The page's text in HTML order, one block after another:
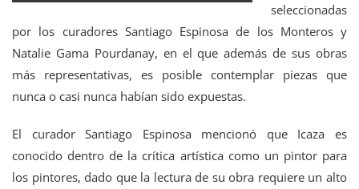
seleccionadas
por los curadores Santiago Espinosa de los Monteros y
Natalie Gama Pourdanay, en el que además de sus obras
más representativas, es posible contemplar piezas que
nunca o casi nunca habían sido expuestas.
El curador Santiago Espinosa mencionó que Icaza es
conocido dentro de la crítica artística como un pintor para
los pintores, dado que la lectura de su obra requiere un alto